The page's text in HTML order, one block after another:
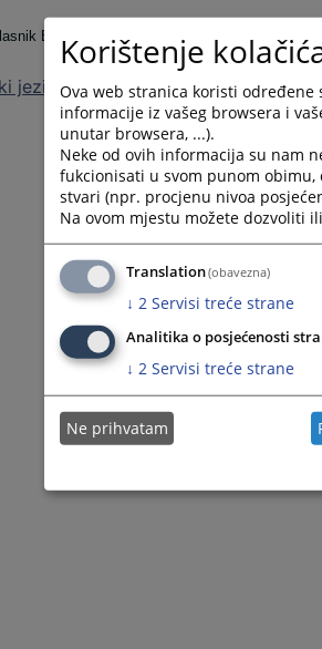
Bosne i Hercegovine", broj 25/2024)
jezik
Korištenje
Ova web stranica koristi
informacije iz vašeg browsera i
unutar browsera, ...).
Neke od ovih informacija su nam
fukcionisati u svom punom
stvari (npr. procjenu nivoa
Na ovom mjestu možete dozvoliti
Translation(obavezna)
↓ 2 Servisi treće strane
Analitika o posjećenosti
↓ 2 Servisi treće strane
Ne prihvatam